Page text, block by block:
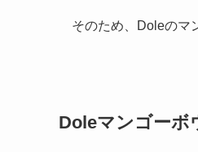
そのため、Doleのマ
Doleマンゴーボ